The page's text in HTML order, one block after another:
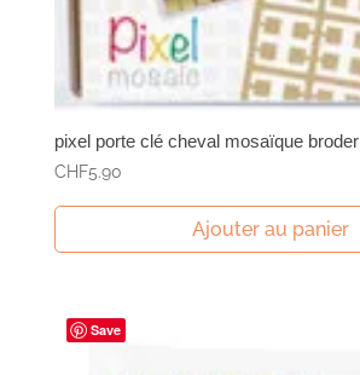
pixel porte clé cheval mosaïque broder
CHF5.90
Ajouter au panier
Save